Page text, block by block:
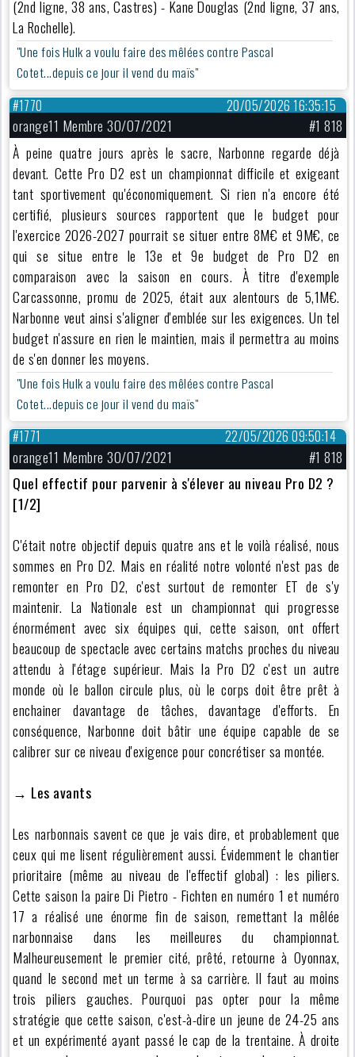
(2nd ligne, 38 ans, Castres) - Kane Douglas (2nd ligne, 37 ans,
La Rochelle).
"Une fois Hulk a voulu faire des mêlées contre Pascal
Cotet...depuis ce jour il vend du maïs"
20/05/2026 16:35:15
#1770
orange11 Membre 30/07/2021
#1 818
À peine quatre jours après le sacre, Narbonne regarde déjà
devant. Cette Pro D2 est un championnat difficile et exigeant
tant sportivement qu'économiquement. Si rien n'a encore été
certifié, plusieurs sources rapportent que le budget pour
l'exercice 2026-2027 pourrait se situer entre 8M€ et 9M€, ce
qui se situe entre le 13e et 9e budget de Pro D2 en
comparaison avec la saison en cours. À titre d'exemple
Carcassonne, promu de 2025, était aux alentours de 5,1M€.
Narbonne veut ainsi s'aligner d'emblée sur les exigences. Un tel
budget n'assure en rien le maintien, mais il permettra au moins
de s'en donner les moyens.
"Une fois Hulk a voulu faire des mêlées contre Pascal
Cotet...depuis ce jour il vend du maïs"
22/05/2026 09:50:14
#1771
orange11 Membre 30/07/2021
#1 818
Quel effectif pour parvenir à s'élever au niveau Pro D2 ?
[1/2]
C'était notre objectif depuis quatre ans et le voilà réalisé, nous
sommes en Pro D2. Mais en réalité notre volonté n'est pas de
remonter en Pro D2, c'est surtout de remonter ET de s'y
maintenir. La Nationale est un championnat qui progresse
énormément avec six équipes qui, cette saison, ont offert
beaucoup de spectacle avec certains matchs proches du niveau
attendu à l'étage supérieur. Mais la Pro D2 c'est un autre
monde où le ballon circule plus, où le corps doit être prêt à
enchainer davantage de tâches, davantage d'efforts. En
conséquence, Narbonne doit bâtir une équipe capable de se
calibrer sur ce niveau d'exigence pour concrétiser sa montée.
→ Les avants
Les narbonnais savent ce que je vais dire, et probablement que
ceux qui me lisent régulièrement aussi. Évidemment le chantier
prioritaire (même au niveau de l'effectif global) : les piliers.
Cette saison la paire Di Pietro - Fichten en numéro 1 et numéro
17 a réalisé une énorme fin de saison, remettant la mêlée
narbonnaise dans les meilleures du championnat.
Malheureusement le premier cité, prêté, retourne à Oyonnax,
quand le second met un terme à sa carrière. Il faut au moins
trois piliers gauches. Pourquoi pas opter pour la même
stratégie que cette saison, c'est-à-dire un jeune de 24-25 ans
et un expérimenté ayant passé le cap de la trentaine. À droite